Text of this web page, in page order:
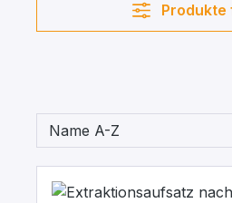
Produkte